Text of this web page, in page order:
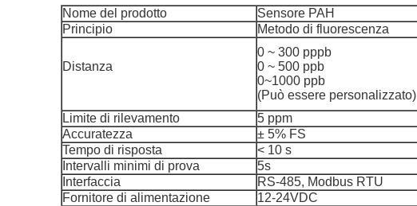
Nome del prodotto Sensore PAH
Principio
Metodo di fluorescenza
Distanza
0 ~ 300 pppb
0 ~ 500 ppb
0~1000 ppb
(Può essere personalizzato)
Limite di rilevamento
5 ppm
Accuratezza
± 5% FS
Tempo di risposta
< 10 s
Intervalli minimi di prova
5s
Interfaccia
RS-485, Modbus RTU
Fornitore di alimentazione
12-24VDC